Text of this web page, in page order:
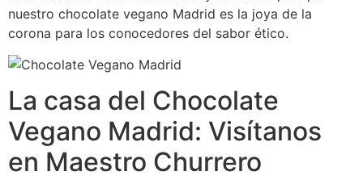
nuestro chocolate vegano Madrid es la joya de la
corona para los conocedores del sabor ético.
La casa del Chocolate
Vegano Madrid: Visítanos
en Maestro Churrero